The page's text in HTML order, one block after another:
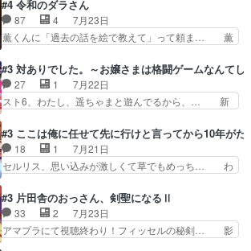
ニメが好きでも大丈夫だよ」… あんな事こんな事
いっぱいさせられちゃうこ… 妹ネコちゃんのバー
ガーにタバコ入ってるの…
かわらず山田さんと田山さんが同一人物… 今さら
だけどずとまよのOP合ってるね。首… 佐々木と
田山さんにロマンスの香りが漂って… 佐々木さん
「ただのヤニ仲間」から「ちゃ… 田山から消臭ミ
ストを戴いてお礼返しをして… からかったつもり
なのに、思いもよらない佐…
#4 令和のダラさん
87 4
7月23日
薫くんに「過去の話を絵で教えて」って頼ま… 薫
シリアス展開になるかと思ったら全然そ… 薫が通
うは応神町立応神北小学校一方、日向… 思ったの
と違う刺客出てきたwwただ関西弁… とエピソー
ドの進みにおどろくけど、気持ち… ①作文の定番
れしてきた。ミステリアスな… 弟くんから昔の話
を絵に描いて！と言われた… 神をも恐れぬ姉弟と
ダラさんのコメディかと…
#3 対ありでした。～お嬢さまは格闘ゲームなんてし
27 1
7月22日
スト6、わたし、遥ちゃまと遊んでるから、… 新
ぁ、こんな都合よく格ゲー女子が集まるか… 規律
違反は許さない人かと負けず嫌いの可愛… 何かに
一生懸命になっている女の子はかわい… 先の一件
で綾と美緒は親しくなる。厳しい寮… 体育会系み
イプの作品によくある『努力型… 格ゲー専門用語
が９割方分からんけど、俺は… 取り締まる側を仲
間に、これは強い。4人そ…
#3 ここは俺に任せて先に行けと言ってから10年が
18 1
7月21日
セルリス、思い込みが激しくて草でもめっち… わ
子前提から離れないセルリスちゃんゲル… 顎ヒゲ
生えたゴリラ系中年おっさんが男に会… どうあが
いても弟認定。ニワトリファイター… ここは俺に
任せて先に行けと言ってから１０… ちょっと奇妙
#3 片田舎のおっさん、剣聖になるⅡ
33 2
7月23日
アマプラにて視聴終わり！フィッセルの秘剣… 影